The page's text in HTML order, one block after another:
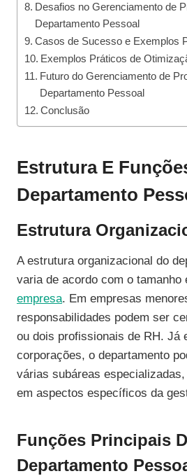
Desafios no Gerenciamento de
Departamento Pessoal
Casos de Sucesso e Exemplos
Exemplos Práticos de
Futuro do Gerenciamento de
Departamento Pessoal
Conclusão
Estrutura E
Departamento
Estrutura
A estrutura organizacional do
varia de acordo com o tamanho
empresa. Em empresas
responsabilidades podem ser
ou dois profissionais de RH. Já
corporações, o departamento
várias subáreas
em aspectos específicos da
Funções Principais
Departamento